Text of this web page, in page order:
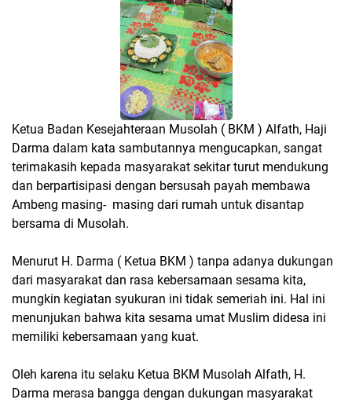
Ketua Badan Kesejahteraan Musolah ( BKM ) Alfath, Haji
Darma dalam kata sambutannya mengucapkan, sangat
terimakasih kepada masyarakat sekitar turut mendukung
dan berpartisipasi dengan bersusah payah membawa
Ambeng masing- masing dari rumah untuk disantap
bersama di Musolah.
Menurut H. Darma ( Ketua BKM ) tanpa adanya dukungan
dari masyarakat dan rasa kebersamaan sesama kita,
mungkin kegiatan syukuran ini tidak semeriah ini. Hal ini
menunjukan bahwa kita sesama umat Muslim didesa ini
memiliki kebersamaan yang kuat.
Oleh karena itu selaku Ketua BKM Musolah Alfath, H.
Darma merasa bangga dengan dukungan masyarakat